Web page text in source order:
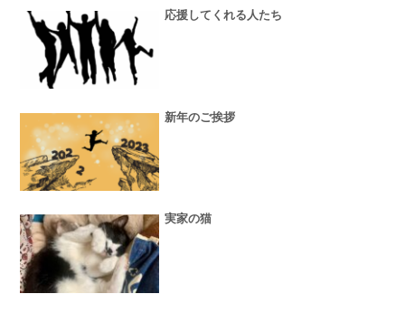
応援してくれる人たち
新年のご挨拶
実家の猫